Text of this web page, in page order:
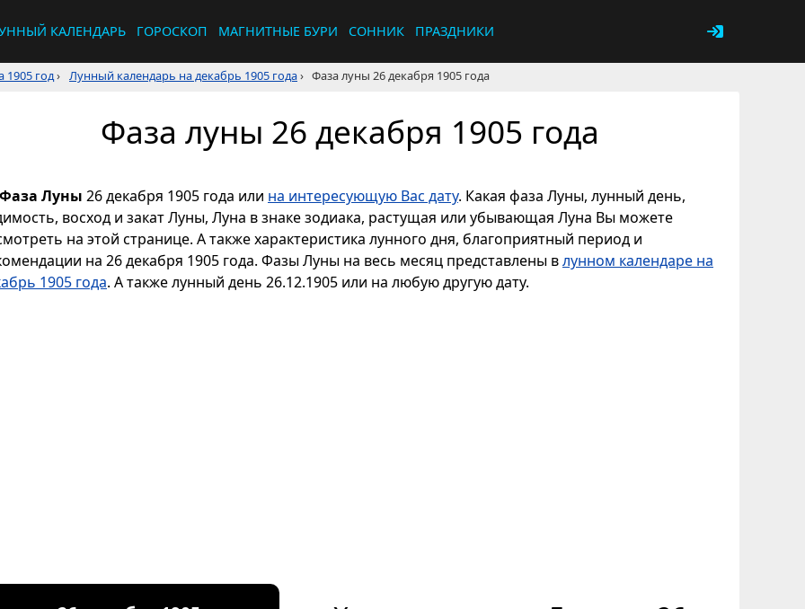
КАЛЕНДАРЬ ГОРОСКОП МАГНИТНЫЕ БУРИ СОННИК ПРАЗДНИКИ
1905 год› Лунный календарь на декабрь 1905 года› Фаза луны 26 декабря 1905 года
Фаза луны 26 декабря 1905 года
Фаза Луны 26 декабря 1905 года или на интересующую Вас дату. Какая фаза Луны, лунный день,
восход и закат Луны, Луна в знаке зодиака, растущая или убывающая Луна Вы можете
на этой странице. А также характеристика лунного дня, благоприятный период и
на 26 декабря 1905 года. Фазы Луны на весь месяц представлены влунном календаре на
1905 года. А также лунный день 26.12.1905 или на любую другую дату.